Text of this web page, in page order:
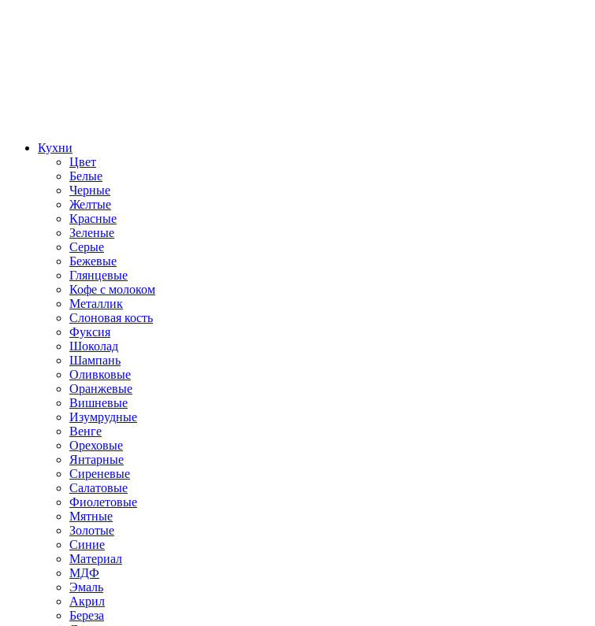
Кухни
Цвет
Белые
Черные
Желтые
Красные
Зеленые
Серые
Бежевые
Глянцевые
Кофе с молоком
Металлик
Слоновая кость
Фуксия
Шоколад
Шампань
Оливковые
Оранжевые
Вишневые
Изумрудные
Венге
Ореховые
Янтарные
Сиреневые
Салатовые
Фиолетовые
Мятные
Золотые
Синие
Материал
МДФ
Эмаль
Акрил
Береза